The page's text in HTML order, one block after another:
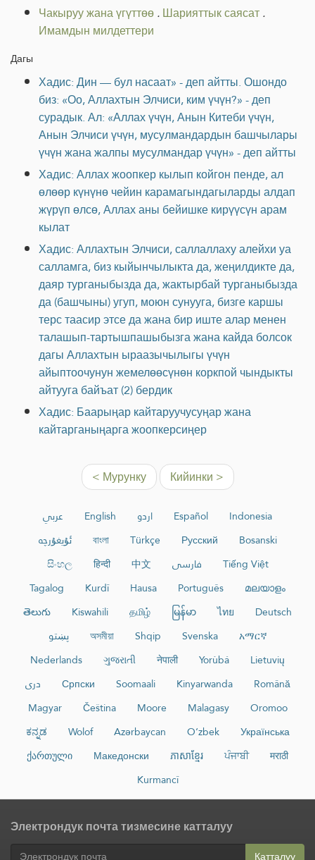
Чакыруу жана үгүттөө.Шарияттык саясат.
Имамдын милдеттери
Дагы
Хадис: Дин — бул насаат» - деп айтты. Ошондо
биз: «Оо, Аллахтын Элчиси, ким үчүн?» - деп
сурадык. Ал: «Аллах үчүн, Анын Китеби үчүн,
Анын Элчиси үчүн, мусулмандардын башчылары
үчүн жана жалпы мусулмандар үчүн» - деп айтты
Хадис: Аллах жоопкер кылып койгон пенде, ал
өлөөр күнүнө чейин карамагындагыларды алдап
жүрүп өлсө, Аллах аны бейишке кирүүсүн арам
кылат
Хадис: Аллахтын Элчиси, саллаллаху алейхи уа
салламга, биз кыйынчылыкта да, жеңилдикте да,
даяр турганыбызда да, жактырбай турганыбызда
да (башчыны) угуп, моюн сунууга, бизге каршы
терс таасир этсе да жана бир иште алар менен
талашып-тартышпашыбызга жана кайда болсок
дагы Аллахтын ыраазычылыгы үчүн
айыптоочунун жемелөөсүнөн коркпой чындыкты
айтууга байъат (2) бердик
Хадис: Баарыңар кайтаруучусуңар жана
кайтарганыңарга жоопкерсиңер
< Мурунку Кийинки >
عربي English اردو Español
Indonesia
ئۇيغۇرچە
বাংলা Türkçe Русский
Bosanski
සිංහල
हिन्दी 中文 فارسی
Tiếng Việt
Tagalog
Kurdî Hausa Português
മലയാളം
తెలుగు
Kiswahili தமிழ் မြန်မာ ไทย
Deutsch
پښتو
অসমীয়া Shqip Svenska
አማርኛ
Nederlands
ગુજરાતી नेपाली Yorùbá
Lietuvių
دری
Српски Soomaali Kinyarwanda
Română
Magyar
Čeština Moore Malagasy
Oromoo
ಕನ್ನಡ
Wolof Azərbaycan O‘zbek
Українська
ქართული
Македонски ភាសាខ្មែរ ਪੰਜਾਬੀ
मराठी
Kurmancî
Электрондук почта тизмесине катталуу